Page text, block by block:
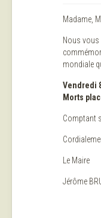
Madame,
Nous
mondiale
Vendredi
Morts
Comptant
Le Maire
Jérôme